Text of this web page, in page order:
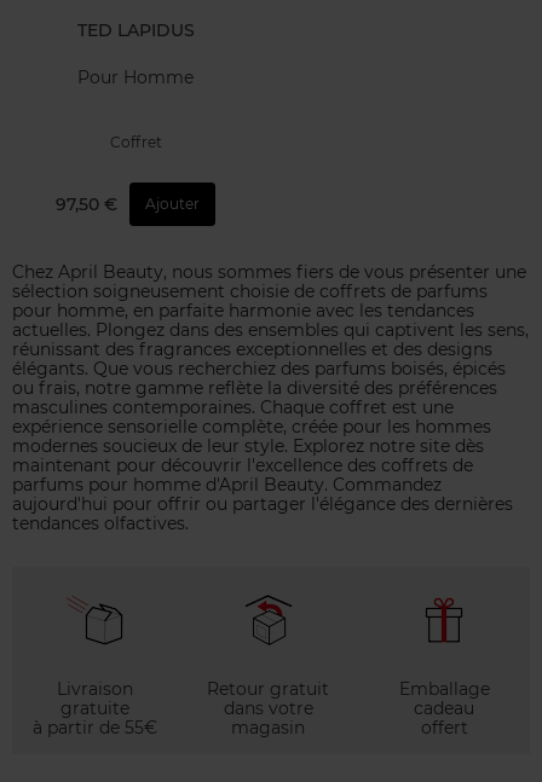
TED LAPIDUS
Pour Homme
Coffret
97,50 € Ajouter
Chez April Beauty, nous sommes fiers de vous présenter une
sélection soigneusement choisie de coffrets de parfums
pour homme, en parfaite harmonie avec les tendances
actuelles. Plongez dans des ensembles qui captivent les sens,
réunissant des fragrances exceptionnelles et des designs
élégants. Que vous recherchiez des parfums boisés, épicés
ou frais, notre gamme reflète la diversité des préférences
masculines contemporaines. Chaque coffret est une
expérience sensorielle complète, créée pour les hommes
modernes soucieux de leur style. Explorez notre site dès
maintenant pour découvrir l'excellence des coffrets de
parfums pour homme d'April Beauty. Commandez
aujourd'hui pour offrir ou partager l'élégance des dernières
tendances olfactives.
Livraison
gratuite
à partir de 55€
Retour gratuit
dans votre
magasin
Emballage
cadeau
offert